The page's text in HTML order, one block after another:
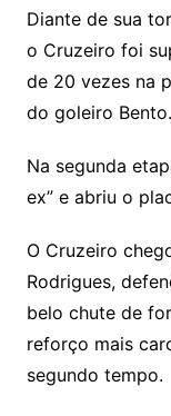
m
Diante de sua
o Cruzeiro foi
de 20 vezes na
do goleiro Bento.
Na segunda
ex” e abriu o
O Cruzeiro
Rodrigues,
belo chute de
reforço mais
segundo tempo.